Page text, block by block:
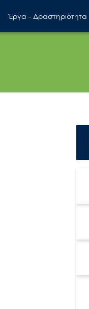
Έργα - Δραστηριότητα